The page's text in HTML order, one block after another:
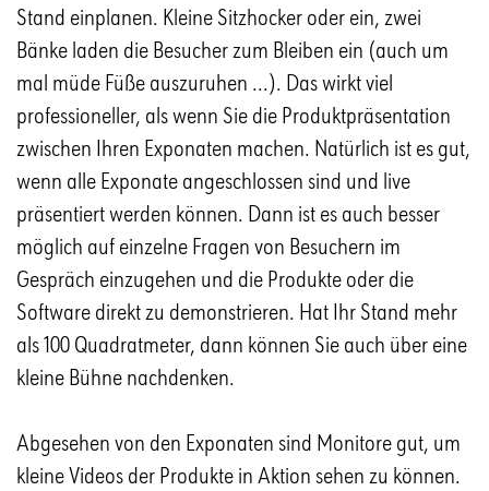
Stand einplanen. Kleine Sitzhocker oder ein, zwei
Bänke laden die Besucher zum Bleiben ein (auch um
mal müde Füße auszuruhen ...). Das wirkt viel
professioneller, als wenn Sie die Produktpräsentation
zwischen Ihren Exponaten machen. Natürlich ist es gut,
wenn alle Exponate angeschlossen sind und live
präsentiert werden können. Dann ist es auch besser
möglich auf einzelne Fragen von Besuchern im
Gespräch einzugehen und die Produkte oder die
Software direkt zu demonstrieren. Hat Ihr Stand mehr
als 100 Quadratmeter, dann können Sie auch über eine
kleine Bühne nachdenken.
Abgesehen von den Exponaten sind Monitore gut, um
kleine Videos der Produkte in Aktion sehen zu können.